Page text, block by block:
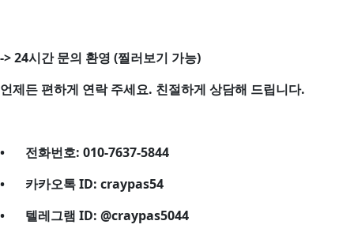
->24시간 문의 환영 (찔러보기 가능)
언제든 편하게 연락 주세요. 친절하게 상담해 드립니다.
•
전화번호: 010-7637-5844
•
카카오톡 ID: craypas54
•
텔레그램 ID: @craypas5044